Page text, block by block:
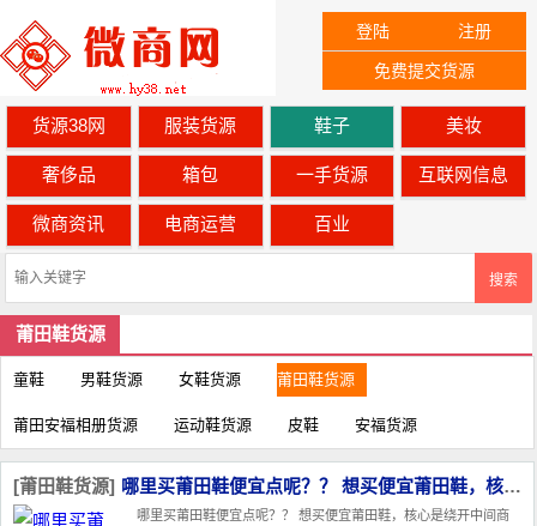
登陆 注册
免费提交货源
货源38网 服装货源 鞋子 美妆
奢侈品 箱包 一手货源 互联网信息
微商资讯 电商运营 百业
搜索
莆田鞋货源
童鞋 男鞋货源 女鞋货源 莆田鞋货源
莆田安福相册货源 运动鞋货源 皮鞋 安福货源
[莆田鞋货源] 哪里买莆田鞋便宜点呢？？ 想买便宜莆田鞋，核心是绕开中间商直接找源头‌
哪里买莆田鞋便宜点呢？？ 想买便宜莆田鞋，核心是绕开中间商